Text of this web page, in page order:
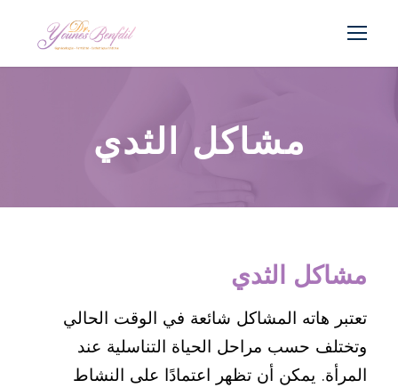
مشاكل الثدي
مشاكل الثدي
تعتبر هاته المشاكل شائعة في الوقت الحالي
وتختلف حسب مراحل الحياة التناسلية عند
المرأة. يمكن أن تظهر اعتمادًا على النشاط